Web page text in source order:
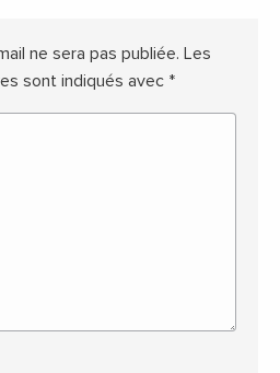
ne sera pas publiée. Les
sont indiqués avec *